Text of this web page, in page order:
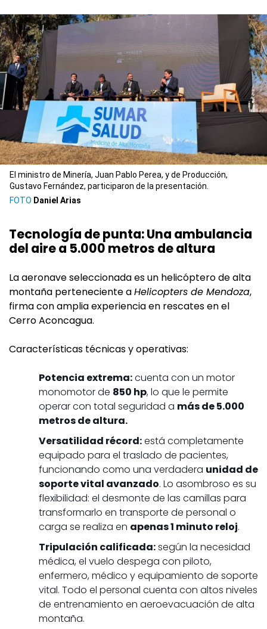
El ministro de Minería, Juan Pablo Perea, y de Producción,
Gustavo Fernández, participaron de la presentación.
Daniel Arias
Tecnología de punta: Una ambulancia
del aire a 5.000 metros de altura
La aeronave seleccionada es un helicóptero de alta
montaña perteneciente aHelicopters de Mendoza,
firma con amplia experiencia en rescates en el
Cerro Aconcagua.
Características técnicas y operativas:
Potencia extrema:cuenta con un motor
monomotor de 850 hp, lo que le permite
operar con total seguridad a más de 5.000
metros de altura.
Versatilidad récord:está completamente
equipado para el traslado de pacientes,
funcionando como una verdadera unidad de
soporte vital avanzado. Lo asombroso es su
flexibilidad: el desmonte de las camillas para
transformarlo en transporte de personal o
carga se realiza en apenas 1 minuto reloj.
Tripulación calificada:según la necesidad
médica, el vuelo despega con piloto,
enfermero, médico y equipamiento de soporte
vital. Todo el personal cuenta con altos niveles
de entrenamiento en aeroevacuación de alta
montaña.